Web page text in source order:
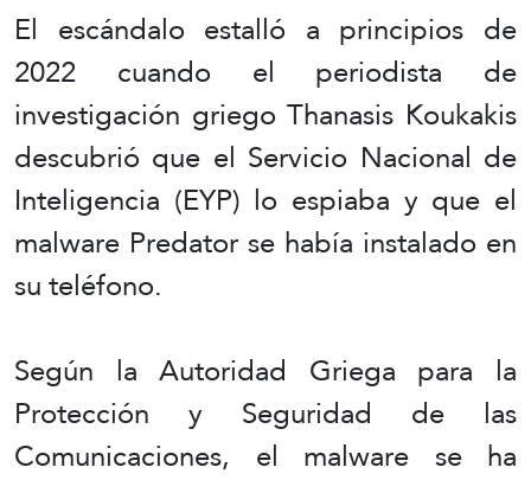
El escándalo estalló a principios de
2022 cuando el periodista de
investigación griego Thanasis Koukakis
descubrió que el Servicio Nacional de
Inteligencia (EYP) lo espiaba y que el
malware Predator se había instalado en
su teléfono.
Según la Autoridad Griega para la
Protección y Seguridad de las
Comunicaciones, el malware se ha